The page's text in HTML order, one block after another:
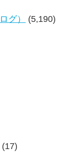
グ）
(5,190)
(17)